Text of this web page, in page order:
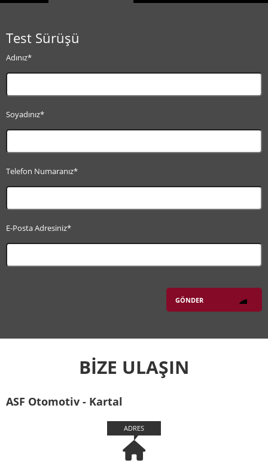
Test Sürüşü
Adınız*
Soyadınız*
Telefon Numaranız*
E-Posta Adresiniz*
BİZE ULAŞIN
ASF Otomotiv - Kartal
ADRES